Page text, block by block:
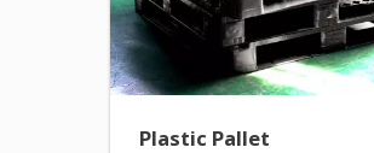
Plastic Pallet